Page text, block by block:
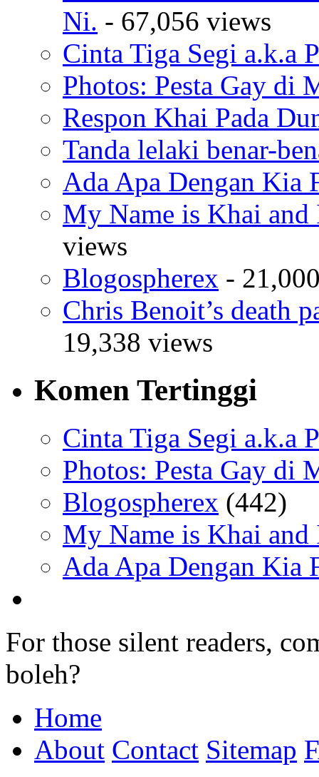
Ni. - 67,056 views
Cinta Tiga Segi a.k.a
Photos: Pesta Gay di
Respon Khai Pada
Tanda lelaki benar-
Ada Apa Dengan Kia
My Name is Khai and
views
Blogospherex -
Chris Benoit’s death
19,338 views
Komen Tertinggi
Cinta Tiga Segi a.k.a
Photos: Pesta Gay di
Blogospherex (442)
My Name is Khai
Ada Apa Dengan Kia
For those silent readers,
boleh?
Home
About Contact Sitemap